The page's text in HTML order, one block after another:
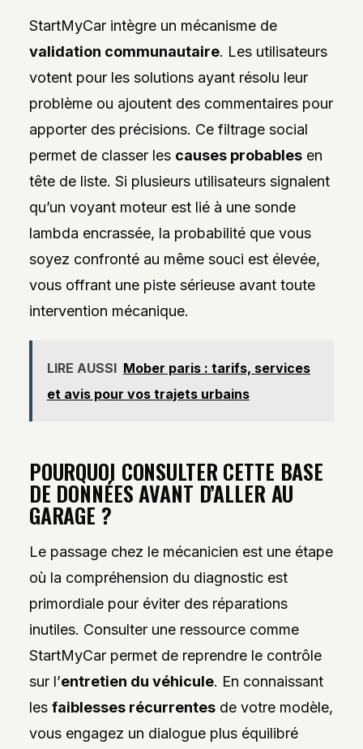
StartMyCar intègre un mécanisme de
validation communautaire. Les utilisateurs
votent pour les solutions ayant résolu leur
problème ou ajoutent des commentaires pour
apporter des précisions. Ce filtrage social
permet de classer les causes probablesen
tête de liste. Si plusieurs utilisateurs signalent
qu’un voyant moteur est lié à une sonde
lambda encrassée, la probabilité que vous
soyez confronté au même souci est élevée,
vous offrant une piste sérieuse avant toute
intervention mécanique.
LIRE AUSSI Mober paris : tarifs, services
et avis pour vos trajets urbains
POURQUOI CONSULTER CETTE BASE
DE DONNÉES AVANT D’ALLER AU
GARAGE ?
Le passage chez le mécanicien est une étape
où la compréhension du diagnostic est
primordiale pour éviter des réparations
inutiles. Consulter une ressource comme
StartMyCar permet de reprendre le contrôle
sur l’entretien du véhicule. En connaissant
les faiblesses récurrentesde votre modèle,
vous engagez un dialogue plus équilibré